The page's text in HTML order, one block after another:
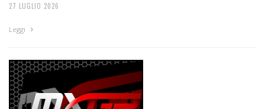
27 LUGLIO 2026
Leggi